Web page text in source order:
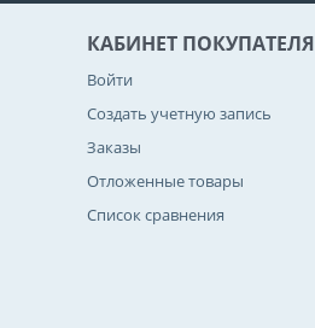
КАБИНЕТ ПОКУПАТЕЛЯ
Войти
Создать учетную запись
Заказы
Отложенные товары
Список сравнения